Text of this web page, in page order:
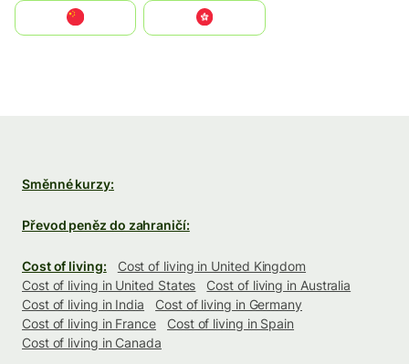
中國香港特別行政區
Směnné kurzy:
Převod peněz do zahraničí:
Cost of living:
Cost of living in United Kingdom
Cost of living in United States
Cost of living in Australia
Cost of living in India
Cost of living in Germany
Cost of living in France
Cost of living in Spain
Cost of living in Canada